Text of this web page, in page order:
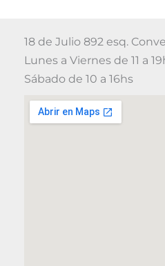
18 de Julio 892 esq.
Lunes a Viernes de 11 a
Sábado de 10 a 16hs